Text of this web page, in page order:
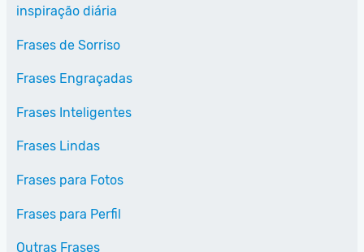
inspiração diária
Frases de Sorriso
Frases Engraçadas
Frases Inteligentes
Frases Lindas
Frases para Fotos
Frases para Perfil
Outras Frases